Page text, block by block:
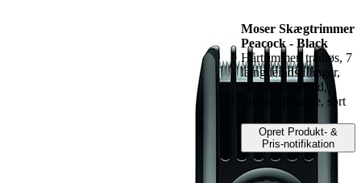
Moser Skægtrimmer
Peacock - Black
Hårtrimmer, trådløs, 7
længdeindstillinger,
50 min batteritid,
carbon sålknive, sort
Opret Produkt- &
Pris-notifikation